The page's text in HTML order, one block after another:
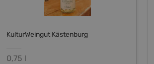
KulturWeingut Kästenburg
0,75 l